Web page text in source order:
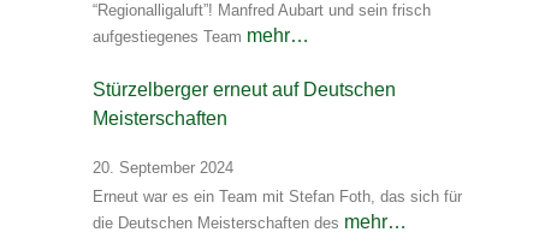
“Regionalligaluft”! Manfred Aubart und sein frisch
aufgestiegenes Team mehr…
Stürzelberger erneut auf Deutschen
Meisterschaften
20. September 2024
Erneut war es ein Team mit Stefan Foth, das sich für
die Deutschen Meisterschaften des mehr…